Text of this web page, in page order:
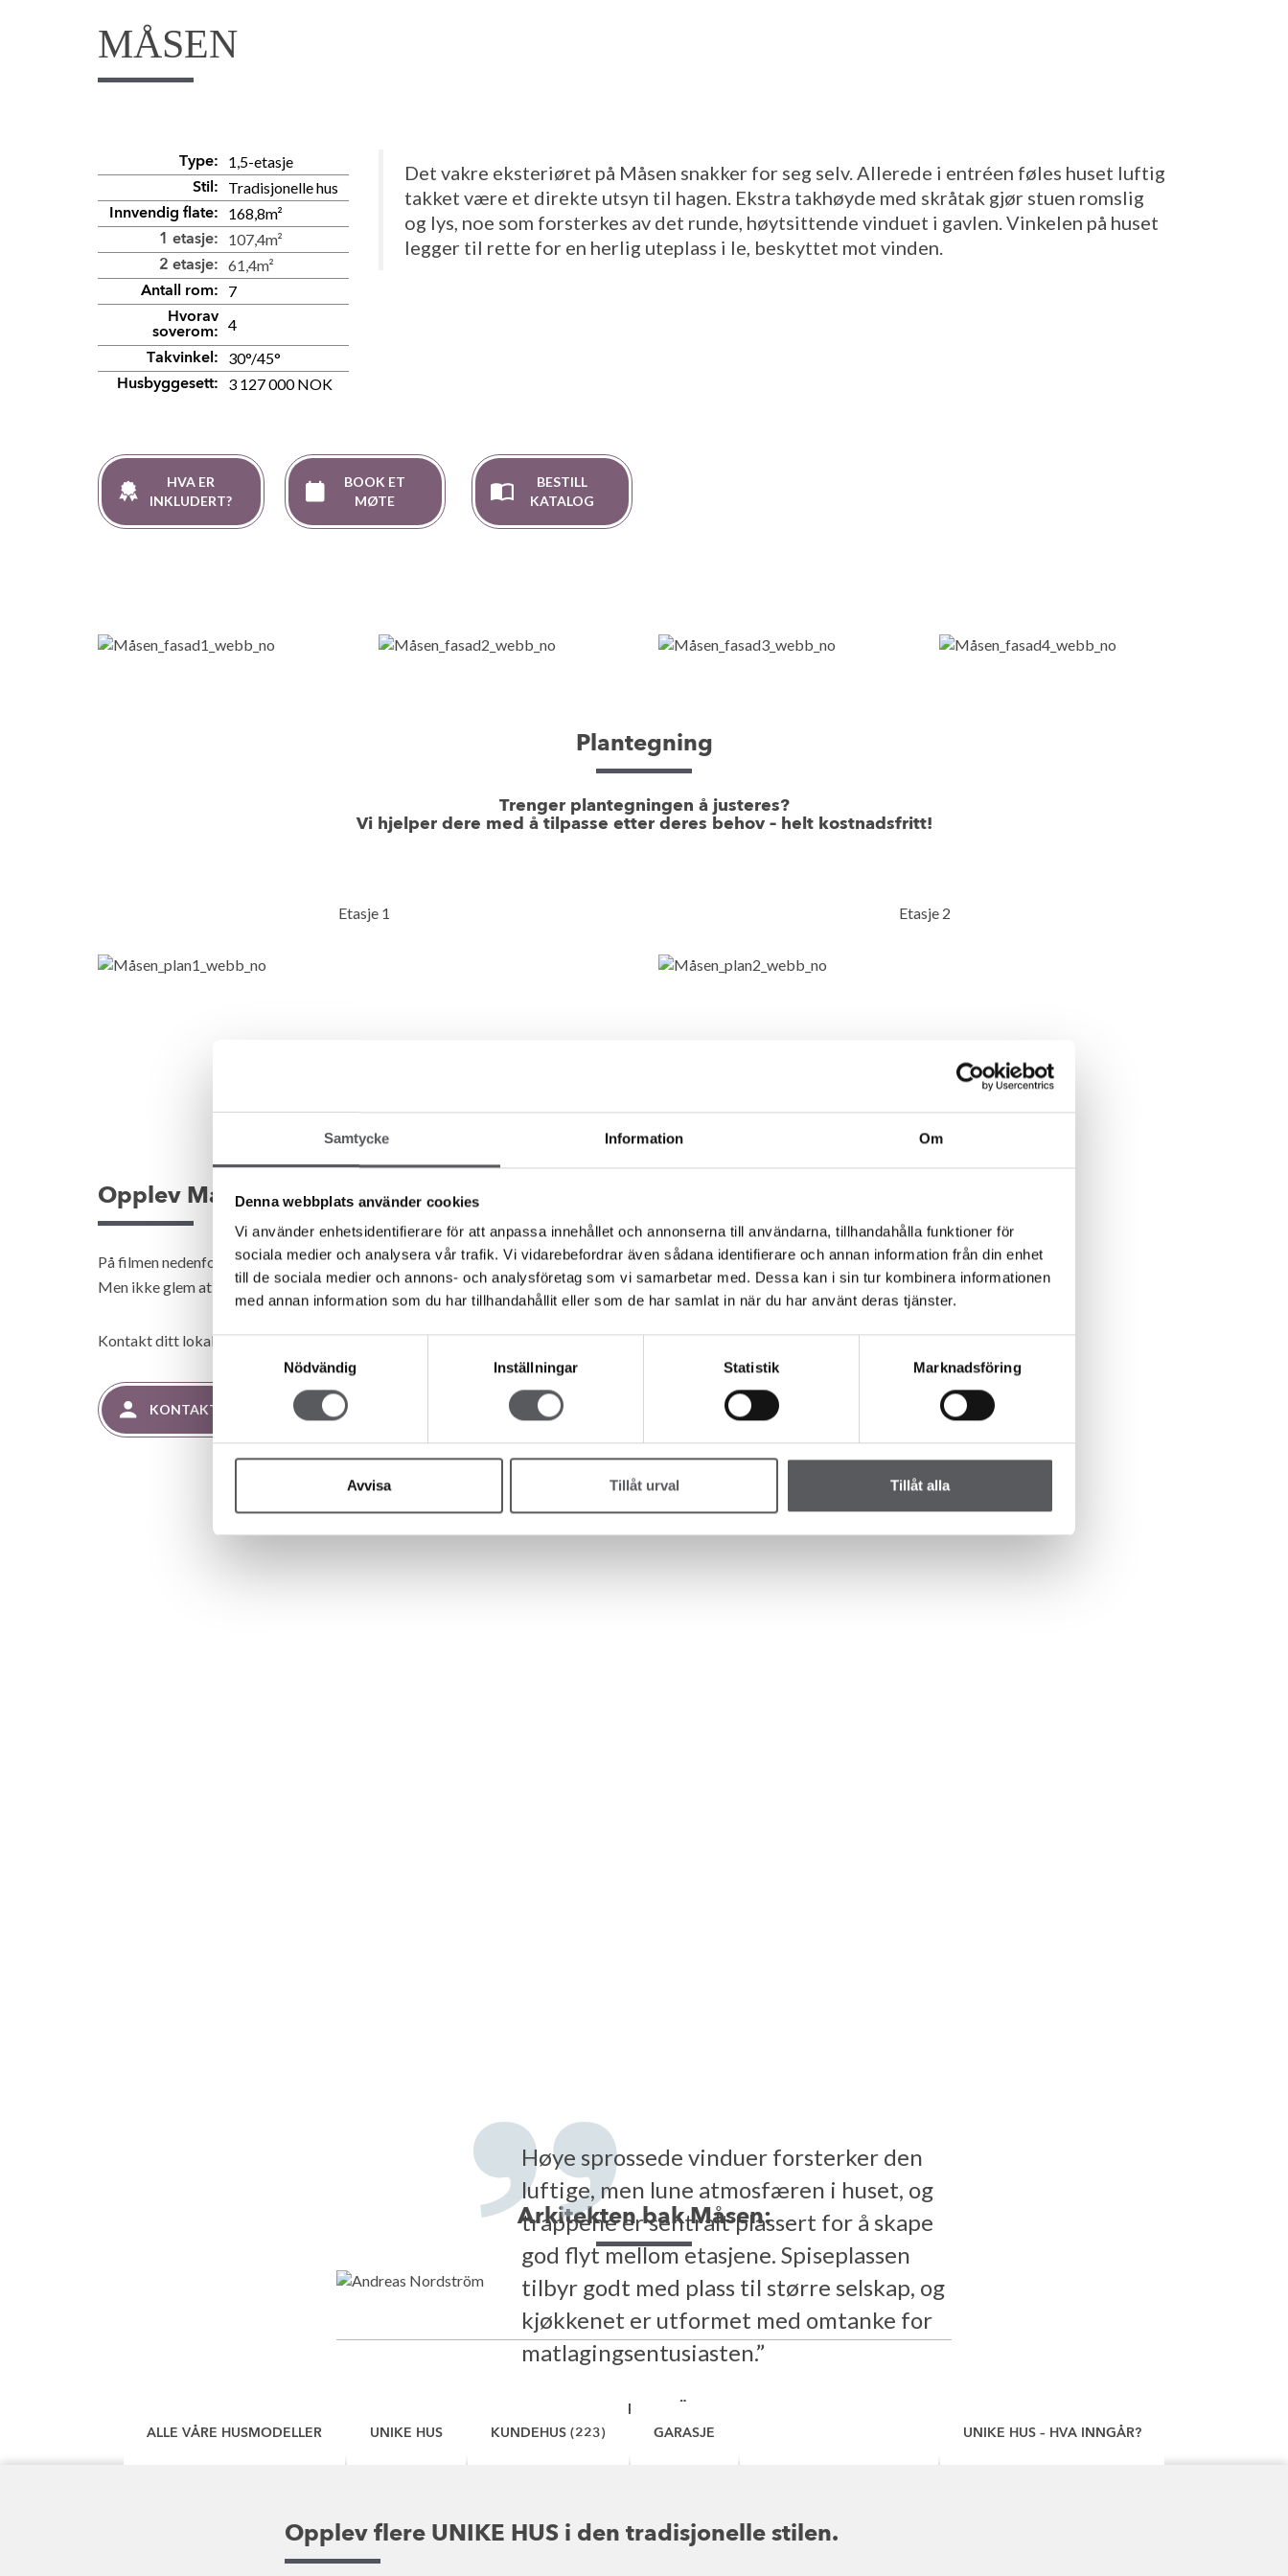
Samtycke Information Om
Denna webbplats använder cookies
Vi använder enhetsidentifierare för att anpassa innehållet och annonserna till användarna, tillhandahålla funktioner för
sociala medier och analysera vår trafik. Vi vidarebefordrar även sådana identifierare och annan information från din enhet
till de sociala medier och annons- och analysföretag som vi samarbetar med. Dessa kan i sin tur kombinera informationen
med annan information som du har tillhandahållit eller som de har samlat in när du har använt deras tjänster.
Samtyckesval
Nödvändig
Inställningar Statistik Marknadsföring
Avvisa Tillåt urval Tillåt alla
MÅSEN
Type: 1,5-etasje
Stil: Tradisjonelle hus
Innvendig flate: 168,8m²
1 etasje: 107,4m²
2 etasje: 61,4m²
Antall rom: 7
Hvorav
soverom:
4
Takvinkel: 30°/45°
Husbyggesett: 3 127 000 NOK
Det vakre eksteriøret på Måsen snakker for seg selv. Allerede i entréen føles huset luftig
takket være et direkte utsyn til hagen. Ekstra takhøyde med skråtak gjør stuen romslig
og lys, noe som forsterkes av det runde, høytsittende vinduet i gavlen. Vinkelen på huset
legger til rette for en herlig uteplass i le, beskyttet mot vinden.
HVA ER
INKLUDERT?
BOOK ET
MØTE
BESTILL
KATALOG
Plantegning
Trenger plantegningen å justeres?
Vi hjelper dere med å tilpasse etter deres behov – helt kostnadsfritt!
Etasje 1 Etasje 2
Opplev Måsen allerede nå!
På filmen nedenfor kan dere oppleve hvordan standardplantegningen av Måsen føles.
Men ikke glem at vi skreddersyr alle våre unike hus etter deres ønsker og behov – helt kostnadsfritt!
Kontakt ditt lokale kontor dersom du vil vite mer om vår uslåelige fleksibilitet – noe vi har valgt å kalle frihet!
KONTAKTE SELGER
Arkitekten bak Måsen:
Høye sprossede vinduer forsterker den
luftige, men lune atmosfæren i huset, og
trappene er sentralt plassert for å skape
god flyt mellom etasjene. Spiseplassen
tilbyr godt med plass til større selskap, og
kjøkkenet er utformet med omtanke for
matlagingsentusiasten.”
ANDREAS NORDSTRÖM
ALLE VÅRE HUSMODELLER UNIKE HUS KUNDEHUS (223) GARASJE UNIKE HUS – HVA INNGÅR?
Opplev flere UNIKE HUS i den tradisjonelle stilen.